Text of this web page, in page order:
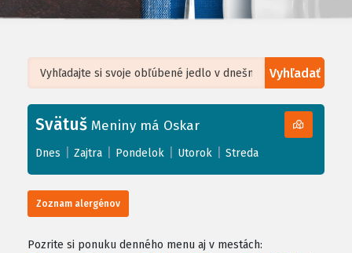
Vyhľadať
+
−
Leaflet| ©OpenStreetMap, Tiles courtesy ofHumanitarian OpenStreetMap
Svätuš Meniny má Oskar
Dnes Zajtra Pondelok Utorok Streda
Zoznam alergénov
Pozrite si ponuku denného menu aj v mestách: